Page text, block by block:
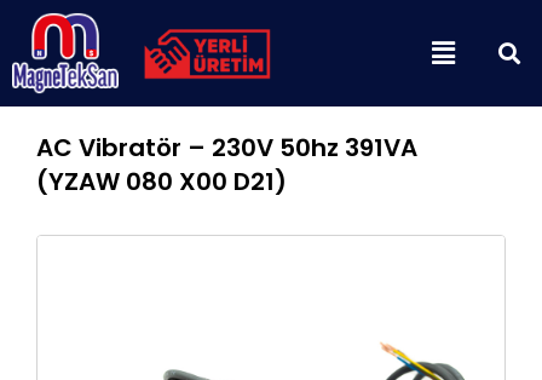
İçeriğe
Menu
AC Vibratör – 230V 50hz 391VA
(YZAW 080 X00 D21)